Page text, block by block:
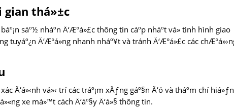
gian thá»±c
sáº½ nháº­n Ä‘Æ°á»£c thông tin cáº­p nháº­t vá» tình hình giao
tuyáº¿n Ä‘Æ°á»ng nhanh nháº¥t và tránh Ä‘Æ°á»£c các
Ä‘á»‹nh vá»‹ trí các tráº¡m xÄƒng gáº§n Ä‘ó và tháº­m chí hiá»ƒn
xe má»™t cách Ä‘áº§y Ä‘á»§ thông tin.